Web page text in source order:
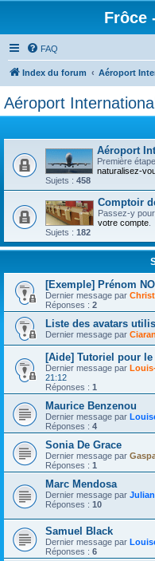
Frôce
FAQ
Index du forum Aéroport
Aéroport
Aéroport
Première
naturalisez-
Sujets : 458
Comptoir
Passez-y pour
votre compte
Sujets : 182
[Exemple] Prénom
Dernier message par
Réponses : 2
Liste des avatars
Dernier message par
[Aide] Tutoriel pour
Dernier message par
21:12
Réponses : 1
Maurice Benzenou
Dernier message par
Réponses : 4
Sonia De Grace
Dernier message par
Réponses : 1
Marc Mendosa
Dernier message par
Réponses : 10
Samuel Black
Dernier message par
Réponses : 6